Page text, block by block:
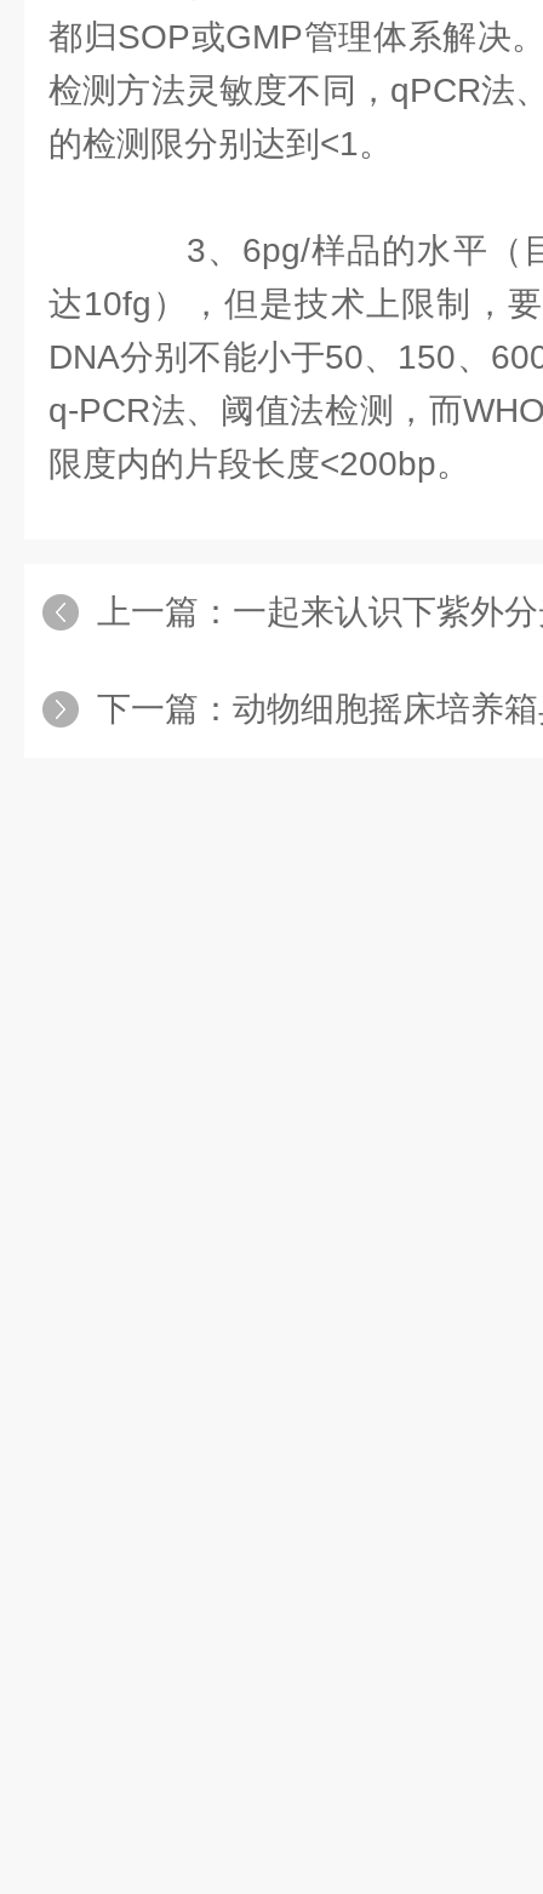
都归SOP或GMP管理体系解决
检测方法灵敏度不同，qPCR法
的检测限分别达到<1。
3、6pg/样品的水平（
达10fg），但是技术上限制，
DNA分别不能小于50、150、
q-PCR法、阈值法检测，而
限度内的片段长度<200bp。
上一篇： 一起来认识下紫外
下一篇： 动物细胞摇床培养